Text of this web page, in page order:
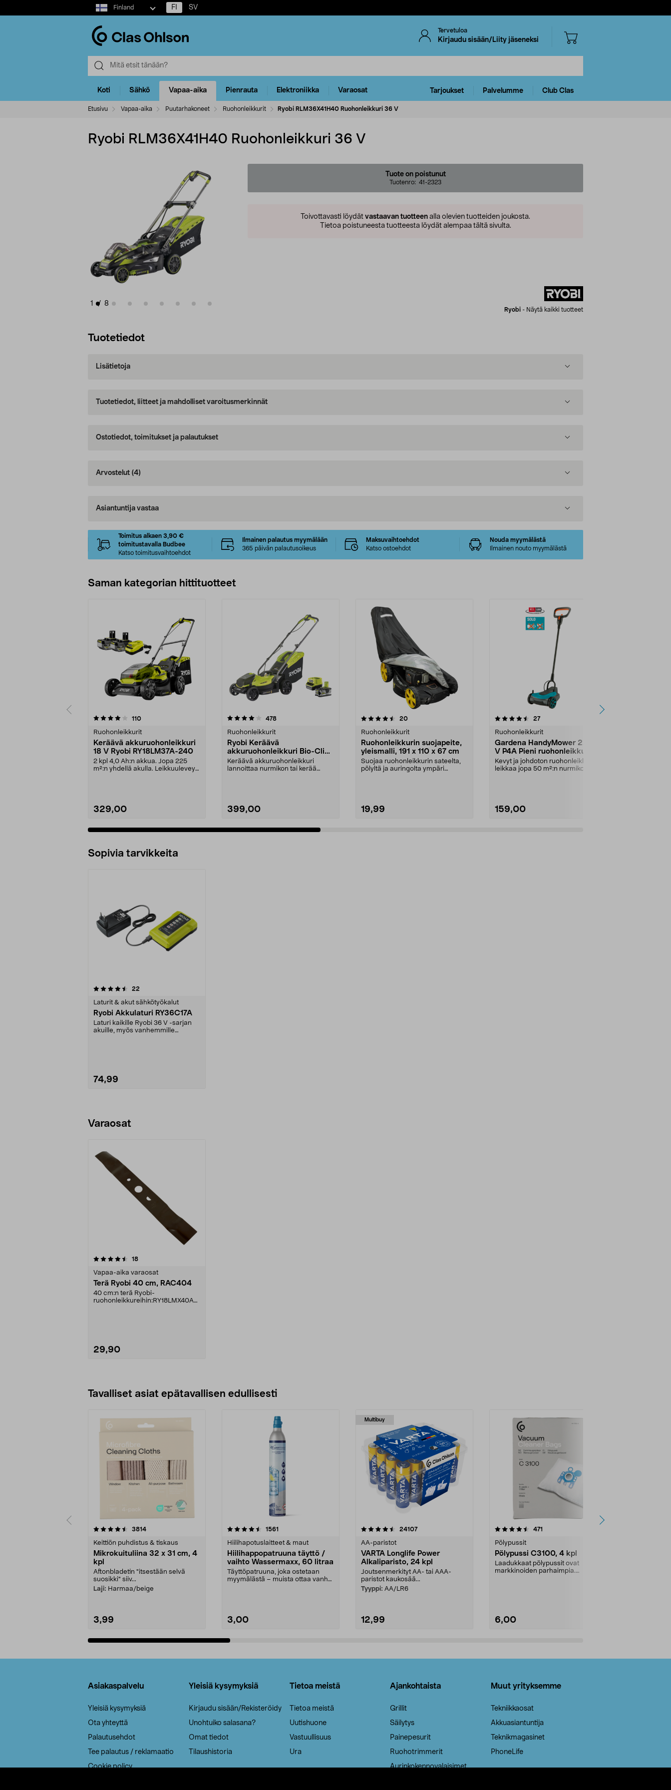
Select
market
Finland FI SV
Tervetuloa
Kirjaudu sisään/Liity jäseneksi
Koti Sähkö Vapaa-aika Pienrauta Elektroniikka Varaosat Tarjoukset Palvelumme Club Clas
Etusivu Vapaa-aika Puutarhakoneet Ruohonleikkurit Ryobi RLM36X41H40 Ruohonleikkuri 36 V
Ryobi RLM36X41H40 Ruohonleikkuri 36 V
1 / 8
Tuote on poistunut
Tuotenro: 41-2323
Toivottavasti löydät vastaavan tuotteen alla olevien tuotteiden joukosta.
Tietoa poistuneesta tuotteesta löydät alempaa tältä sivulta.
Ryobi - Näytä kaikki tuotteet
Tuotetiedot
Lisätietoja
Tuotetiedot, liitteet ja mahdolliset varoitusmerkinnät
Ostotiedot, toimitukset ja palautukset
Arvostelut (4)
Asiantuntija vastaa
Toimitus alkaen 3,90 €
toimitustavalla Budbee
Katso toimitusvaihtoehdot
Ilmainen palautus myymälään
365 päivän palautusoikeus
Maksuvaihtoehdot
Katso ostoehdot
Nouda myymälästä
Ilmainen nouto myymälästä
Saman kategorian hittituotteet
110arvostelut
Ruohonleikkurit
Keräävä akkuruohonleikkuri
18 V Ryobi RY18LM37A-240
2 kpl 4,0 Ah:n akkua. Jopa 225
m²:n yhdellä akulla. Leikkuuleveys
329,00
4.0 viidestä
478arvostelut
Ruohonleikkurit
Ryobi Keräävä
akkuruohonleikkuri Bio-Clip
18 V, RLM18X33B50
Keräävä akkuruohonleikkuri
lannoittaa nurmikon tai kerää
399,00
4.5 viidestä
20arvostelut
Ruohonleikkurit
Ruohonleikkurin suojapeite,
yleismalli, 191 x 110 x 67 cm
Suojaa ruohonleikkurin sateelta,
pölyltä ja auringolta ympäri
19,99
4.5 viidestä
27arvostelut
Ruohonleikkurit
Gardena HandyMower 22/18
V P4A Pieni ruohonleikkuri,
akku
Kevyt ja johdoton ruohonleikkuri –
leikkaa jopa 50 m²:n nurmikot.
159,00
4.0 viidestä
Sopivia tarvikkeita
22
Laturit & akut sähkötyökalut
Ryobi Akkulaturi RY36C17A
Laturi kaikille Ryobi 36 V -sarjan
akuille, myös vanhemmille
74,99
Varaosat
18arvostelut
Vapaa-aika varaosat
Terä Ryobi 40 cm, RAC404
40 cm:n terä Ryobi-
ruohonleikkureihin:RY18LMX40AR
29,90
Tavalliset asiat epätavallisen edullisesti
3814arvostelut
Keittiön puhdistus & tiskaus
Mikrokuituliina 32 x 31 cm, 4
kpl
Aftonbladetin "itsestään selvä
suosikki" siiv...
Laji: Harmaa/beige
3,99
4.5viidestä
1561
Hiilihapotuslaitteet & maut
Hiilihappopatruuna täyttö /
vaihto Wassermaxx, 60 litraa
Täyttöpatruuna, joka ostetaan
myymälästä – muista ottaa vanha
3,00
Multibuy
4.5viidestä
24107arvostelut
AA-paristot
VARTA Longlife Power
Alkaliparisto, 24 kpl
Joutsenmerkityt AA- tai AAA-
paristot kaukosää...
Tyyppi: AA/LR6
12,99
4.5viidestä
471
Pölypussit
Pölypussi C3100, 4 kpl
Laadukkaat pölypussit ovat
markkinoiden parhaimpia.
6,00
4.5viidestä
Asiakaspalvelu
Yleisiä kysymyksiä
Ota yhteyttä
Palautusehdot
Tee palautus / reklamaatio
Cookie policy
Yleisiä kysymyksiä
Kirjaudu sisään/Rekisteröidy
Unohtuiko salasana?
Omat tiedot
Tilaushistoria
Tietoa meistä
Tietoa meistä
Uutishuone
Vastuullisuus
Ura
Ajankohtaista
Grillit
Säilytys
Painepesurit
Ruohotrimmerit
Aurinkokennovalaisimet
Muut yrityksemme
Tekniikkaosat
Akkuasiantuntija
Teknikmagasinet
PhoneLife